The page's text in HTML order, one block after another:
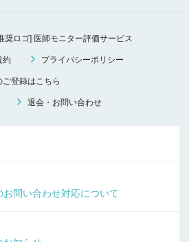
奨ロゴ] 医師モニター評価サービス
約 プライバシーポリシー
登録はこちら
退会・お問い合わせ
問い合わせ対応について